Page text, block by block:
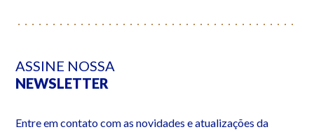
ASSINE NOSSA
NEWSLETTER
Entre em contato com as novidades e atualizações da